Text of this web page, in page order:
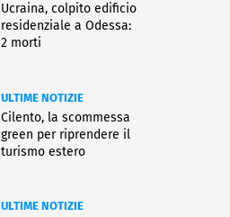
Ucraina, colpito edificio
residenziale a Odessa:
2 morti
ULTIME NOTIZIE
Cilento, la scommessa
green per riprendere il
turismo estero
ULTIME NOTIZIE